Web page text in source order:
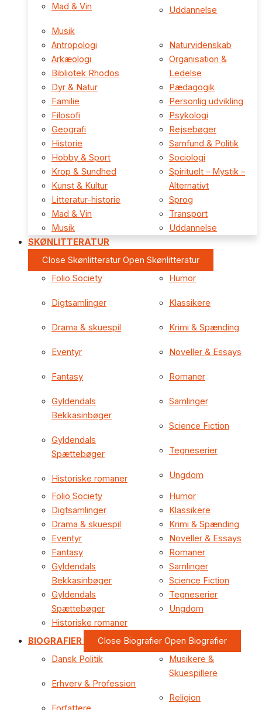
Mad & Vin
Musik
Uddannelse
Antropologi
Arkæologi
Bibliotek Rhodos
Dyr & Natur
Familie
Filosofi
Geografi
Historie
Hobby & Sport
Krop & Sundhed
Kunst & Kultur
Litteratur-historie
Mad & Vin
Musik
Naturvidenskab
Organisation &
Ledelse
Pædagogik
Personlig udvikling
Psykologi
Rejsebøger
Samfund & Politik
Sociologi
Spirituelt – Mystik –
Alternativt
Sprog
Transport
Uddannelse
SKØNLITTERATUR
Close Skønlitteratur Open Skønlitteratur
Folio Society
Digtsamlinger
Drama & skuespil
Eventyr
Fantasy
Gyldendals
Bekkasinbøger
Gyldendals
Spættebøger
Historiske romaner
Humor
Klassikere
Krimi & Spænding
Noveller & Essays
Romaner
Samlinger
Science Fiction
Tegneserier
Ungdom
Folio Society
Digtsamlinger
Drama & skuespil
Eventyr
Fantasy
Gyldendals
Bekkasinbøger
Gyldendals
Spættebøger
Historiske romaner
Humor
Klassikere
Krimi & Spænding
Noveller & Essays
Romaner
Samlinger
Science Fiction
Tegneserier
Ungdom
BIOGRAFIER Close Biografier Open Biografier
Dansk Politik
Erhverv & Profession
Musikere &
Skuespillere
Religion